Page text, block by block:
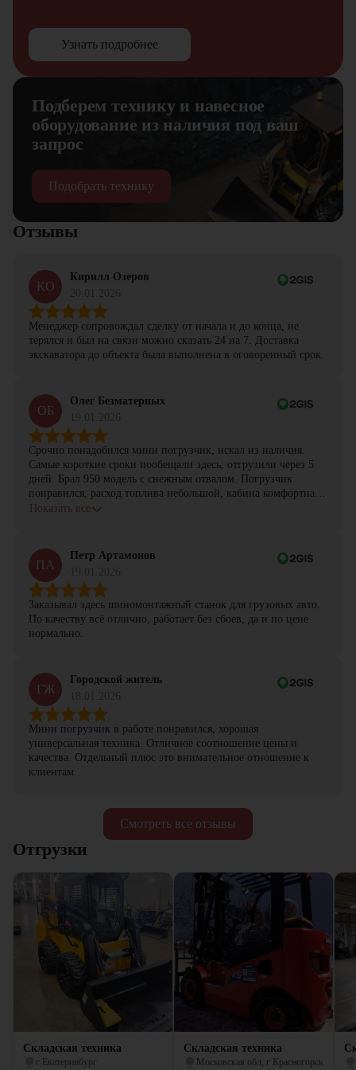
Узнать подробнее
Подберем технику и навесное
оборудование из наличия под ваш
запрос
Подобрать технику
Смотреть все отзывы
Отзывы
КО
Кирилл Озеров
Менеджер сопровождал сделку от начала и до конца, не
терялся и был на связи можно сказать 24 на 7. Доставка
экскаватора до объекта была выполнена в оговоренный срок.
ОБ
Олег Безматерных
Срочно понадобился мини погрузчик, искал из наличия.
Самые короткие сроки пообещали здесь, отгрузили через 5
дней. Брал 950 модель с снежным отвалом. Погрузчик
понравился, расход топлива небольшой, кабина комфортная,
с задачами справляется.
Показать все
ПА
Петр Артамонов
Заказывал здесь шиномонтажный станок для грузовых авто.
По качеству всё отлично, работает без сбоев, да и по цене
нормально.
ГЖ
Городской житель
Мини погрузчик в работе понравился, хорошая
универсальная техника. Отличное соотношение цены и
качества. Отдельный плюс это внимательное отношение к
клиентам.
Отгрузки
Складская техника
г Екатеринбург
Складская техника
Московская обл, г Красногорск